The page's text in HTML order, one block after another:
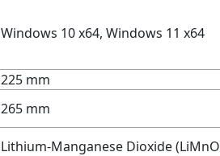
Windows 10 x64, Windows 11 x64
225 mm
265 mm
Lithium-Manganese Dioxide